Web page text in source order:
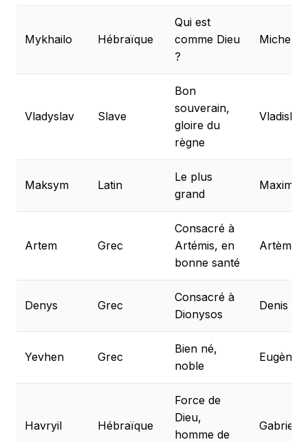
Mykhailo Hébraïque
Qui est
comme Dieu
?
Michel
Vladyslav Slave
Bon
souverain,
gloire du
règne
Vladislav
Maksym Latin
Le plus
grand
Maxime
Artem Grec
Consacré à
Artémis, en
bonne santé
Artème
Denys Grec
Consacré à
Dionysos
Denis
Yevhen Grec
Bien né,
noble
Eugène
Havryil Hébraïque
Force de
Dieu,
homme de
Gabriel